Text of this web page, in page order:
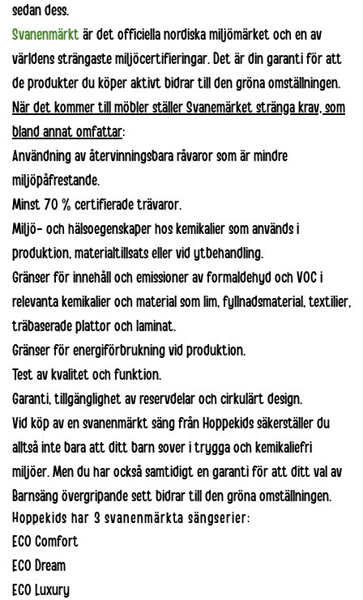
sedan dess.
Svanenmärkt är det officiella nordiska miljömärket och en av
världens strängaste miljöcertifieringar. Det är din garanti för att
de produkter du köper aktivt bidrar till den gröna omställningen.
När det kommer till möbler ställer Svanemärket stränga krav, som
bland annat omfattar:
Användning av återvinningsbara råvaror som är mindre
miljöpåfrestande.
Minst 70 % certifierade trävaror.
Miljö- och hälsoegenskaper hos kemikalier som används i
produktion, materialtillsats eller vid ytbehandling.
Gränser för innehåll och emissioner av formaldehyd och VOC i
relevanta kemikalier och material som lim, fyllnadsmaterial, textilier,
träbaserade plattor och laminat.
Gränser för energiförbrukning vid produktion.
Test av kvalitet och funktion.
Garanti, tillgänglighet av reservdelar och cirkulärt design.
Vid köp av en svanenmärkt säng från Hoppekids säkerställer du
alltså inte bara att ditt barn sover i trygga och kemikaliefri
miljöer. Men du har också samtidigt en garanti för att ditt val av
Barnsäng övergripande sett bidrar till den gröna omställningen.
Hoppekids har 3 svanenmärkta sängserier:
ECO Comfort
ECO Dream
ECO Luxury